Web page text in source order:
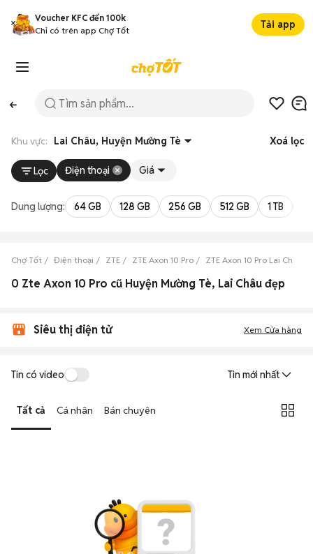
Voucher KFC đến 100k
Chỉ có trên app Chợ Tốt
Tải app
Khu vực: Lai Châu, Huyện Mường Tè Xoá lọc
Lọc Điện thoại Giá
Dung lượng: 64 GB 128 GB 256 GB 512 GB 1 TB
Chợ Tốt Điện thoại ZTE ZTE Axon 10 Pro ZTE Axon 10 Pro Lai Châu
0 Zte Axon 10 Pro cũ Huyện Mường Tè, Lai Châu đẹp
Siêu thị điện tử Xem Cửa hàng
Tin có video Tin mới nhất
Tất cả Cá nhân Bán chuyên